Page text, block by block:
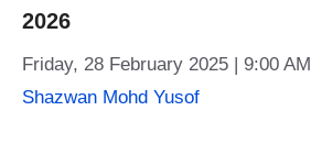
2026
Friday, 28 February 2025 | 9:00 AM
Shazwan Mohd Yusof